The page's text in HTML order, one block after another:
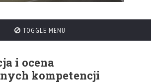
TOGGLE MENU
i ocena
kompetencji